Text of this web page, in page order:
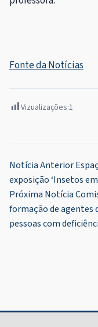
Fonte da Notícias
Vizualizações:1
Navegação
de
Post
Notícia Anterior
exposição ‘Insetos
Próxima Notícia
formação de agentes
pessoas com